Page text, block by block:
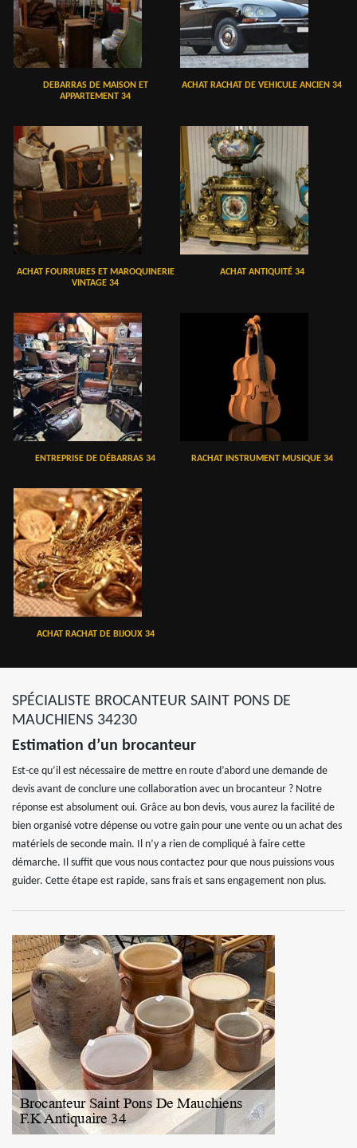
DEBARRAS DE MAISON ET
APPARTEMENT 34
ACHAT RACHAT DE VEHICULE ANCIEN 34
ACHAT FOURRURES ET MAROQUINERIE
VINTAGE 34
ACHAT ANTIQUITÉ 34
ENTREPRISE DE DÉBARRAS 34 RACHAT INSTRUMENT MUSIQUE 34
ACHAT RACHAT DE BIJOUX 34
SPÉCIALISTE BROCANTEUR SAINT PONS DE
MAUCHIENS 34230
Estimation d’un brocanteur
Est-ce qu’il est nécessaire de mettre en route d’abord une demande de
devis avant de conclure une collaboration avec un brocanteur ? Notre
réponse est absolument oui. Grâce au bon devis, vous aurez la facilité de
bien organisé votre dépense ou votre gain pour une vente ou un achat des
matériels de seconde main. Il n’y a rien de compliqué à faire cette
démarche. Il suffit que vous nous contactez pour que nous puissions vous
guider. Cette étape est rapide, sans frais et sans engagement non plus.